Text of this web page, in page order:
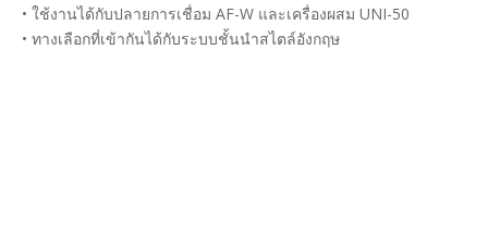
• ใช้งานได้กับปลายการเชื่อม AF-W และเครื่องผสม UNI-50
• ทางเลือกที่เข้ากันได้กับระบบชั้นนำสไตล์อังกฤษ